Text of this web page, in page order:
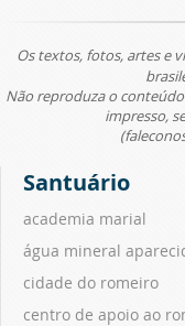
Os textos, fotos, artes e
Não reproduza o
impresso,
Santuário
academia marial
água mineral
cidade do romeiro
centro de apoio ao